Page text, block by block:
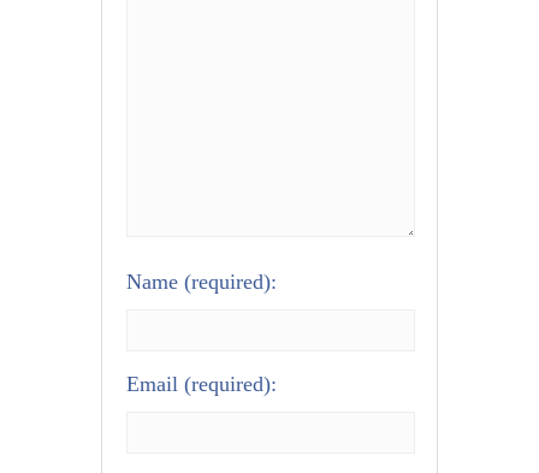
Name (required):
Email (required):